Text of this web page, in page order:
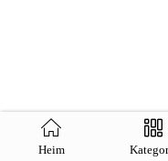
Heim